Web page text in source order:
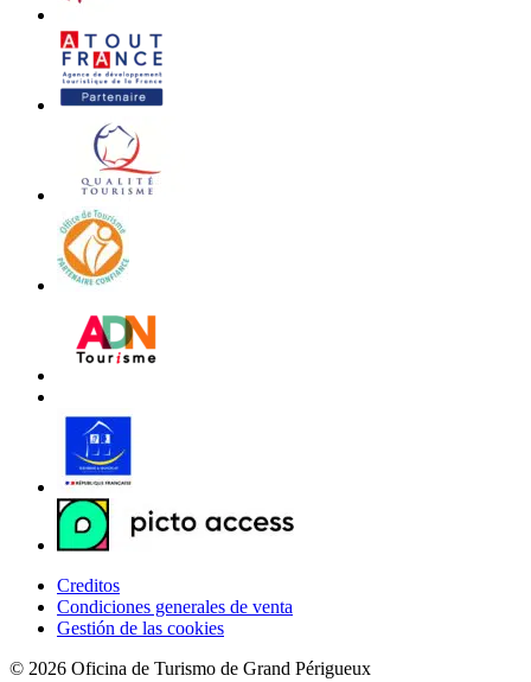
Creditos
Condiciones generales de venta
Gestión de las cookies
© 2026 Oficina de Turismo de Grand Périgueux